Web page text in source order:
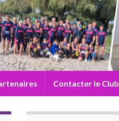
Contacter le Club